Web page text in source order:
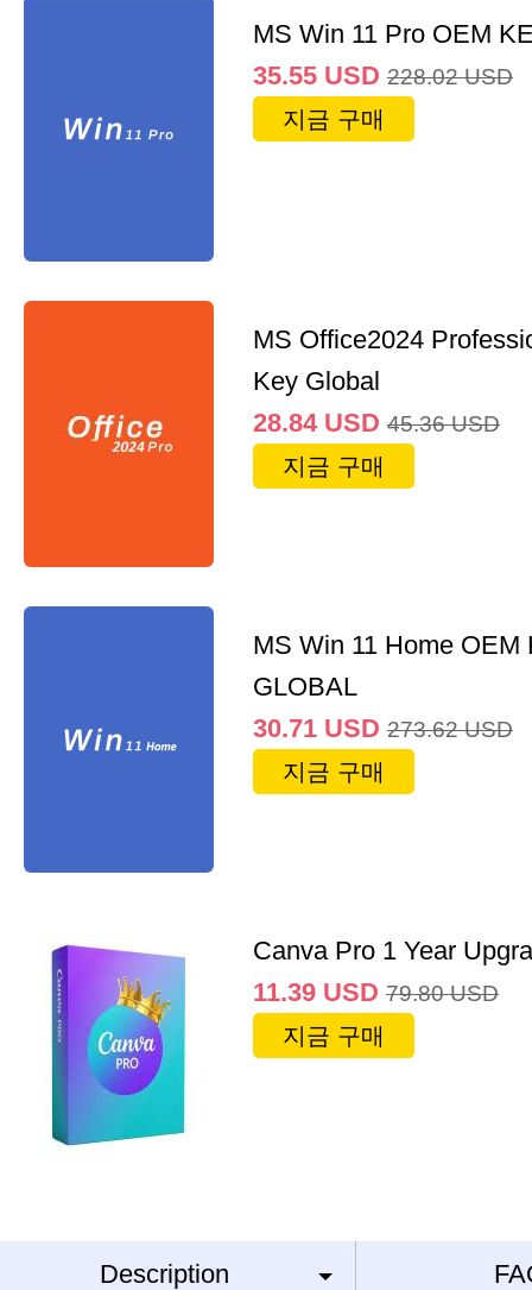
MS Win 11 Pro OEM
35.55 USD 228.02 USD
지금 구매
MS Office2024
Key Global
28.84 USD 45.36 USD
지금 구매
MS Win 11 Home OEM
GLOBAL
30.71 USD 273.62 USD
지금 구매
Canva Pro 1 Year
11.39 USD 79.80 USD
지금 구매
Description